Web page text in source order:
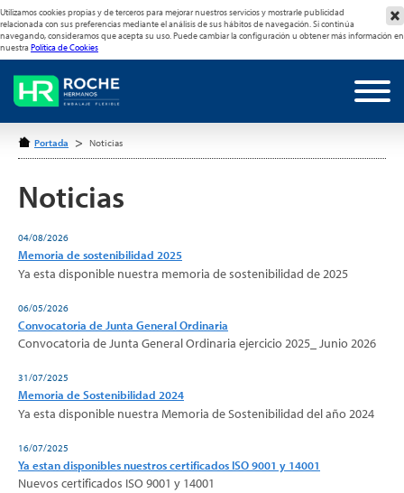
Utilizamos cookies propias y de terceros para mejorar nuestros servicios y mostrarle publicidad
relacionada con sus preferencias mediante el análisis de sus hábitos de navegación. Si continúa
navegando, consideramos que acepta su uso. Puede cambiar la configuración u obtener más información en
nuestraPolítica de Cookies
Portada > Noticias
Noticias
04/08/2026
Memoria de sostenibilidad 2025
Ya esta disponible nuestra memoria de sostenibilidad de 2025
06/05/2026
Convocatoria de Junta General Ordinaria
Convocatoria de Junta General Ordinaria ejercicio 2025_ Junio 2026
31/07/2025
Memoria de Sostenibilidad 2024
Ya esta disponible nuestra Memoria de Sostenibilidad del año 2024
16/07/2025
Ya estan disponibles nuestros certificados ISO 9001 y 14001
Nuevos certificados ISO 9001 y 14001